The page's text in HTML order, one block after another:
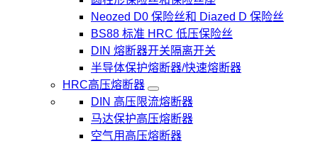
Neozed D0 保险丝和 Diazed D 保险丝
BS88 标准 HRC 低压保险丝
DIN 熔断器开关隔离开关
半导体保护熔断器/快速熔断器
HRC高压熔断器
DIN 高压限流熔断器
马达保护高压熔断器
空气用高压熔断器